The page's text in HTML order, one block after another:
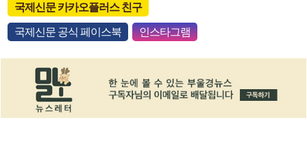
국제신문 카카오플러스 친구
국제신문 공식 페이스북 인스타그램